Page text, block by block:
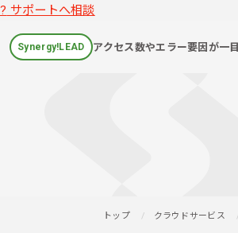
? サポートへ相談
Synergy!LEAD アクセス数やエラー要因が一
トップ クラウドサービス